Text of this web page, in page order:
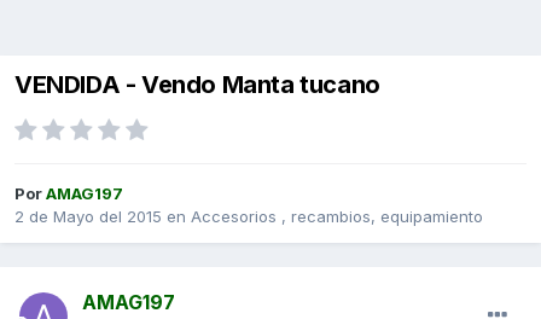
VENDIDA - Vendo Manta tucano
PorAMAG197
2 de Mayo del 2015 en Accesorios , recambios, equipamiento
AMAG197